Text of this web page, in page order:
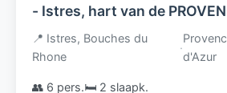
- Istres, hart van de
met 6 gites - UNIEK DIRECT AAN HET
WATER GELEGEN !
📍 Istres, Bouches du
Rhone
·
d'Azur
👥 6 pers.🛏️ 2 slaapk.